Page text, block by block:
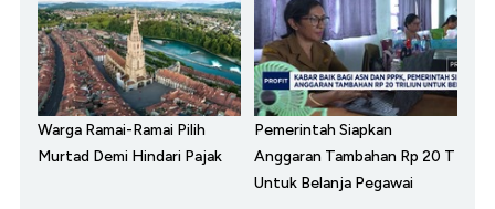
Warga Ramai-Ramai Pilih
Murtad Demi Hindari Pajak
Pemerintah Siapkan
Anggaran Tambahan Rp 20 T
Untuk Belanja Pegawai